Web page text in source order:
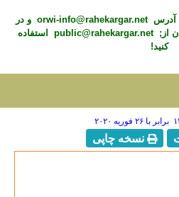
آدرسorwi-info@rahekargar.net و در
از;public@rahekargar.net
استفاده
کنید!
نسخه چاپی